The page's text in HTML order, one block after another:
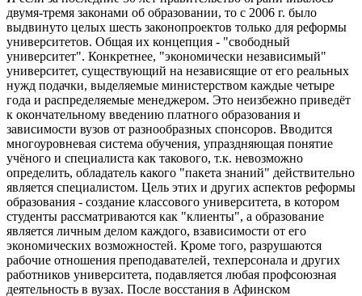
двумя-тремя законами об образовании, то с 2006 г. было
выдвинуто целых шесть законопроектов только для реформы
университетов. Общая их концепция - "свободный
университет". Конкретнее, "экономически независимый"
университет, существующий на независящие от его реальных
нужд подачки, выделяемые министерством каждые четыре
года и распределяемые менеджером. Это неизбежно приведёт
к окончательному введению платного образования и
зависимости вузов от разнообразных спонсоров. Вводится
многоуровневая система обучения, упраздняющая понятие
учёного и специалиста как такового, т.к. невозможно
определить, обладатель какого "пакета знаний" действительно
является специалистом. Цель этих и других аспектов реформы
образования - создание классового университета, в котором
студенты рассматриваются как "клиенты", а образование
является личным делом каждого, взависимости от его
экономических возможностей. Кроме того, разрушаются
рабочие отношения преподавателей, техперсонала и других
работников университета, подавляется любая профсоюзная
деятельность в вузах. После восстания в Афинском